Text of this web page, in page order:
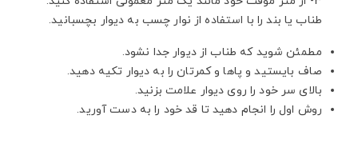
طناب یا بند را با استفاده از نوار چسب به دیوار بچسبانید.
مطمئن شوید که طناب از دیوار جدا نشود.
صاف بایستید و پاها و کمرتان را به دیوار تکیه دهید.
بالای سر خود را روی دیوار علامت بزنید.
روش اول را انجام دهید تا قد خود را به دست آورید.